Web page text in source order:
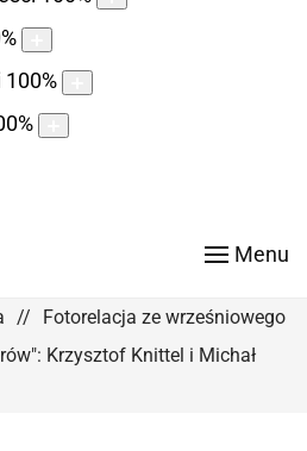
%
100%
%
Menu
Fotorelacja ze wrześniowego
Krzysztof Knittel i Michał